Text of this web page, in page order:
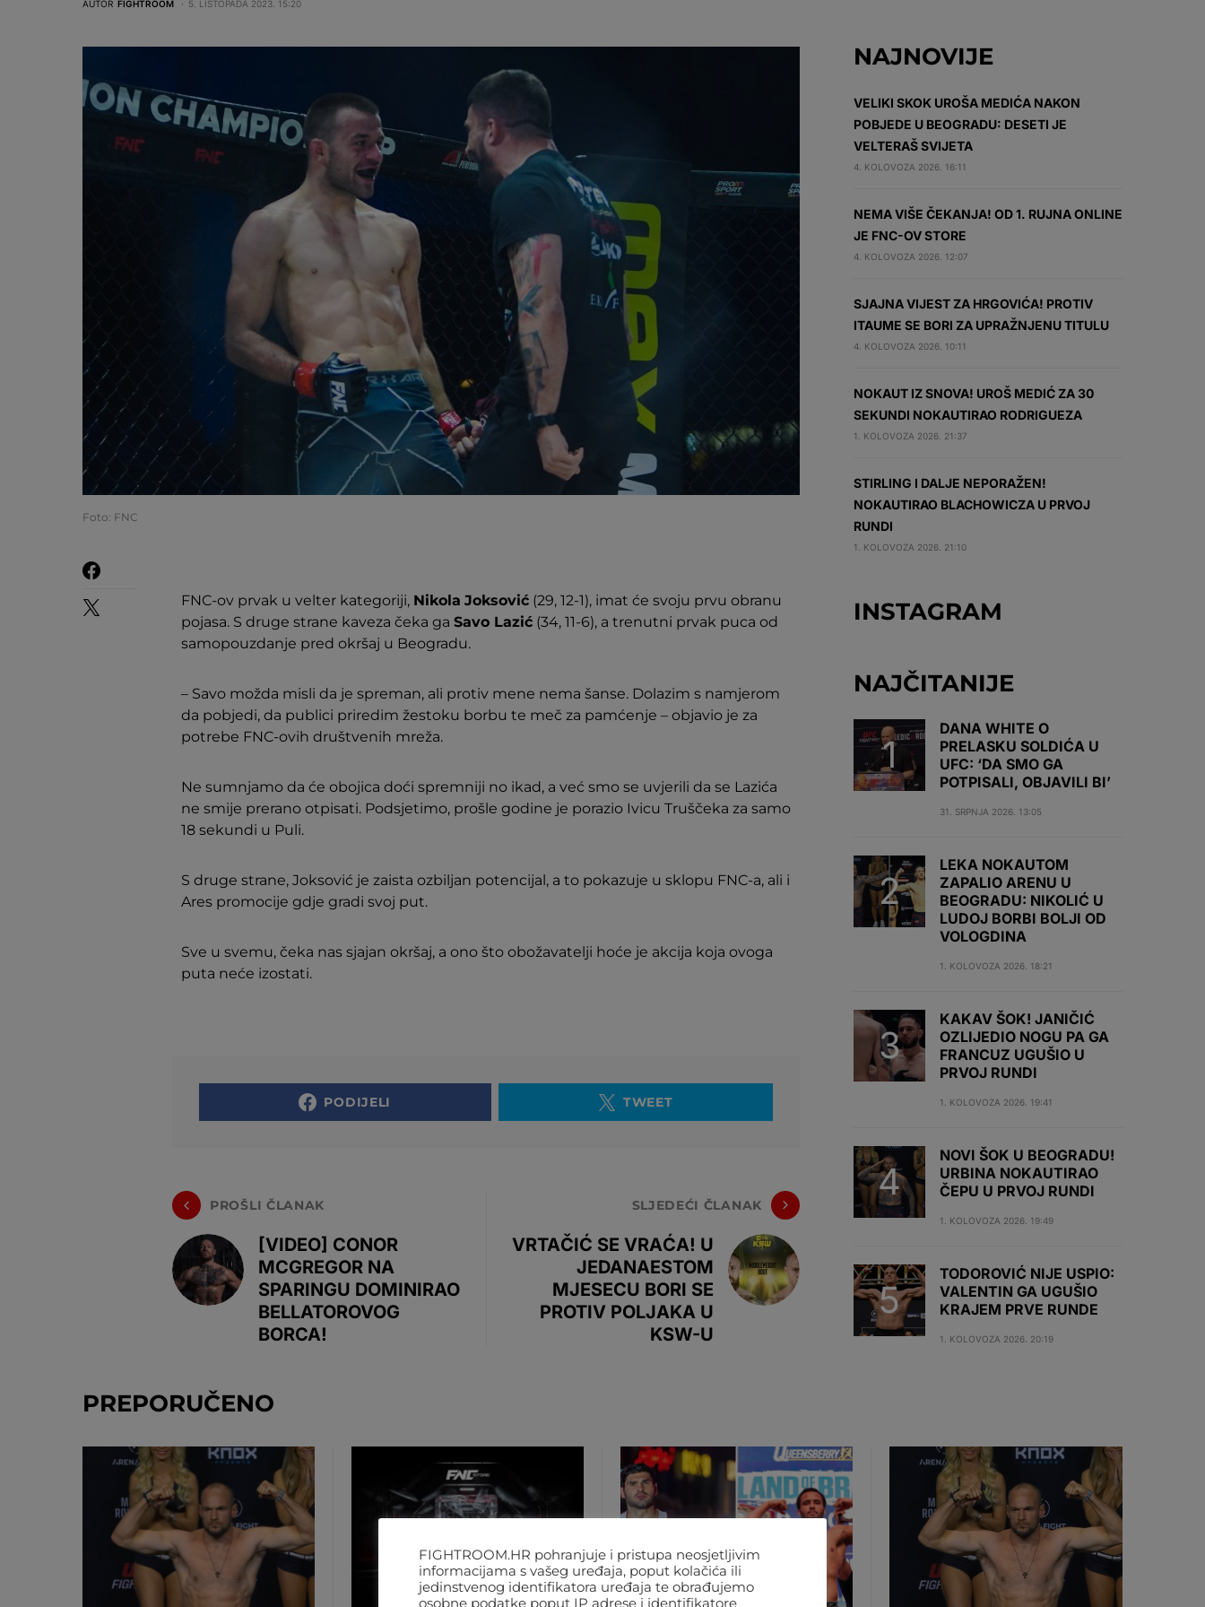
AUTOR FIGHTROOM 5. LISTOPADA 2023. 15:20
Foto: FNC
FNC-ov prvak u velter kategoriji, Nikola Joksović (29, 12-1), imat će svoju prvu obranu
pojasa. S druge strane kaveza čeka ga Savo Lazić (34, 11-6), a trenutni prvak puca od
samopouzdanje pred okršaj u Beogradu.
– Savo možda misli da je spreman, ali protiv mene nema šanse. Dolazim s namjerom
da pobjedi, da publici priredim žestoku borbu te meč za pamćenje – objavio je za
potrebe FNC-ovih društvenih mreža.
Ne sumnjamo da će obojica doći spremniji no ikad, a već smo se uvjerili da se Lazića
ne smije prerano otpisati. Podsjetimo, prošle godine je porazio Ivicu Truščeka za samo
18 sekundi u Puli.
S druge strane, Joksović je zaista ozbiljan potencijal, a to pokazuje u sklopu FNC-a, ali i
Ares promocije gdje gradi svoj put.
Sve u svemu, čeka nas sjajan okršaj, a ono što obožavatelji hoće je akcija koja ovoga
puta neće izostati.
PODIJELI TWEET
PROŠLI ČLANAK
[VIDEO] CONOR
MCGREGOR NA
SPARINGU DOMINIRAO
BELLATOROVOG
BORCA!
SLJEDEĆI ČLANAK
VRTAČIĆ SE VRAĆA! U
JEDANAESTOM
MJESECU BORI SE
PROTIV POLJAKA U
KSW-U
NAJNOVIJE
VELIKI SKOK UROŠA MEDIĆA NAKON
POBJEDE U BEOGRADU: DESETI JE
VELTERAŠ SVIJETA
4. KOLOVOZA 2026. 16:11
NEMA VIŠE ČEKANJA! OD 1. RUJNA ONLINE
JE FNC-OV STORE
4. KOLOVOZA 2026. 12:07
SJAJNA VIJEST ZA HRGOVIĆA! PROTIV
ITAUME SE BORI ZA UPRAŽNJENU TITULU
4. KOLOVOZA 2026. 10:11
NOKAUT IZ SNOVA! UROŠ MEDIĆ ZA 30
SEKUNDI NOKAUTIRAO RODRIGUEZA
1. KOLOVOZA 2026. 21:37
STIRLING I DALJE NEPORAŽEN!
NOKAUTIRAO BLACHOWICZA U PRVOJ
RUNDI
1. KOLOVOZA 2026. 21:10
INSTAGRAM
NAJČITANIJE
DANA WHITE O
PRELASKU SOLDIĆA U
UFC: ‘DA SMO GA
POTPISALI, OBJAVILI BI’
31. SRPNJA 2026. 13:05
LEKA NOKAUTOM
ZAPALIO ARENU U
BEOGRADU: NIKOLIĆ U
LUDOJ BORBI BOLJI OD
VOLOGDINA
1. KOLOVOZA 2026. 18:21
KAKAV ŠOK! JANIČIĆ
OZLIJEDIO NOGU PA GA
FRANCUZ UGUŠIO U
PRVOJ RUNDI
1. KOLOVOZA 2026. 19:41
NOVI ŠOK U BEOGRADU!
URBINA NOKAUTIRAO
ČEPU U PRVOJ RUNDI
1. KOLOVOZA 2026. 19:49
TODOROVIĆ NIJE USPIO:
VALENTIN GA UGUŠIO
KRAJEM PRVE RUNDE
1. KOLOVOZA 2026. 20:19
PREPORUČENO
FIGHTROOM.HR pohranjuje i pristupa neosjetljivim
informacijama s vašeg uređaja, poput kolačića ili
jedinstvenog identifikatora uređaja te obrađujemo
osobne podatke poput IP adrese i identifikatore